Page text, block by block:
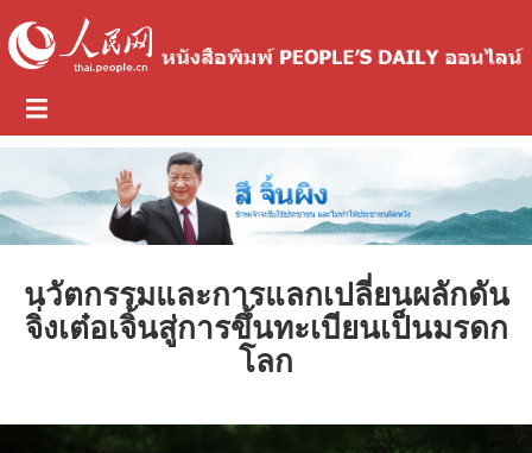
นวัตกรรมและการแลกเปลี่ยนผลักดัน
จิ่งเต๋อเจิ้นสู่การขึ้นทะเบียนเป็นมรดก
โลก